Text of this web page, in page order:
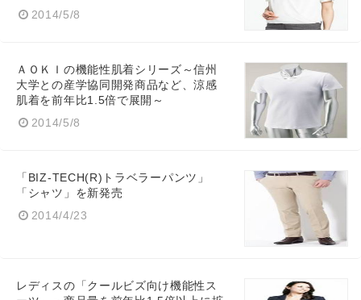
2014/5/8
ＡＯＫＩの機能性肌着シリーズ～信州
大学との産学協同開発商品など、涼感
肌着を前年比1.5倍で展開～
2014/5/8
「BIZ-TECH(R)トラベラーパンツ」
「シャツ」を新発売
2014/4/23
レディスの「クールビズ向け機能性ス